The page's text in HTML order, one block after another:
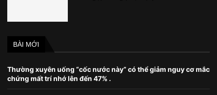
BÀI MỚI
Thường xuyên uống “cốc nước này” có thể giảm nguy cơ mắc
chứng mất trí nhớ lên đến 47% .